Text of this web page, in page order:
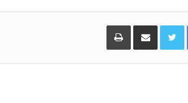
Facebook
Twitterمشاركة
البريد
طباعة